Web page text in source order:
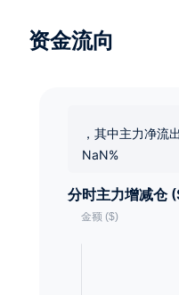
资金流向
，其中主力净流
NaN%
分时主力增减仓